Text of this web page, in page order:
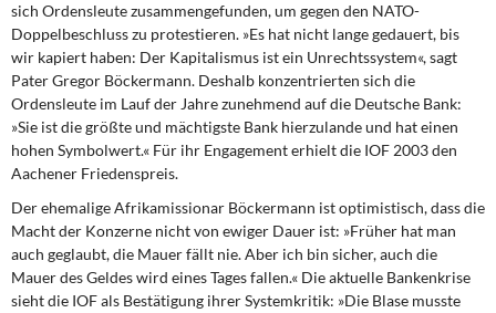
Kontakt
sich Ordensleute zusammengefunden, um gegen den NATO-
Doppelbeschluss zu protestieren. »Es hat nicht lange gedauert, bis
wir kapiert haben: Der Kapitalismus ist ein Unrechtssystem«, sagt
Pater Gregor Böckermann. Deshalb konzentrierten sich die
Ordensleute im Lauf der Jahre zunehmend auf die Deutsche Bank:
»Sie ist die größte und mächtigste Bank hierzulande und hat einen
hohen Symbolwert.« Für ihr Engagement erhielt die IOF 2003 den
Aachener Friedenspreis.
Der ehemalige Afrikamissionar Böckermann ist optimistisch, dass die
Macht der Konzerne nicht von ewiger Dauer ist: »Früher hat man
auch geglaubt, die Mauer fällt nie. Aber ich bin sicher, auch die
Mauer des Geldes wird eines Tages fallen.« Die aktuelle Bankenkrise
sieht die IOF als Bestätigung ihrer Systemkritik: »Die Blase musste